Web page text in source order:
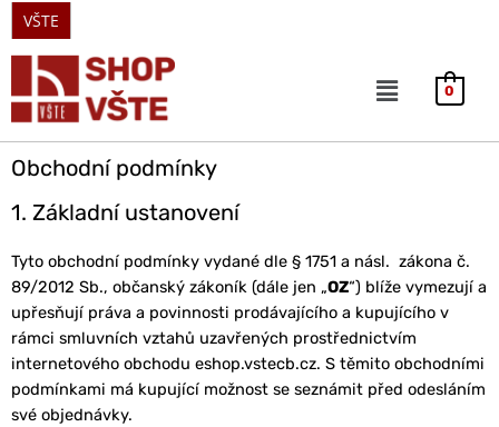
VŠTE
0
Obchodní podmínky
1. Základní ustanovení
Tyto obchodní podmínky vydané dle § 1751 a násl. zákona č.
89/2012 Sb., občanský zákoník (dále jen „OZ“) blíže vymezují a
upřesňují práva a povinnosti prodávajícího a kupujícího v
rámci smluvních vztahů uzavřených prostřednictvím
internetového obchodu eshop.vstecb.cz. S těmito obchodními
podmínkami má kupující možnost se seznámit před odesláním
své objednávky.